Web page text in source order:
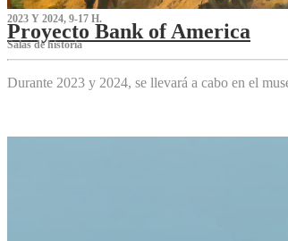
2023 Y 2024, 9-17 H.
Proyecto Bank of America
S‌alas de historia
Durante 2023 y 2024, se llevará a cabo en el